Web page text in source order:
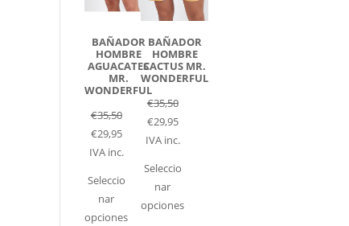
BAÑADOR
HOMBRE
AGUACATES
MR.
WONDERFUL
€35,50
€29,95
IVA inc.
Seleccio
nar
opciones
BAÑADOR
HOMBRE
CACTUS MR.
WONDERFUL
€35,50
€29,95
IVA inc.
Seleccio
nar
opciones